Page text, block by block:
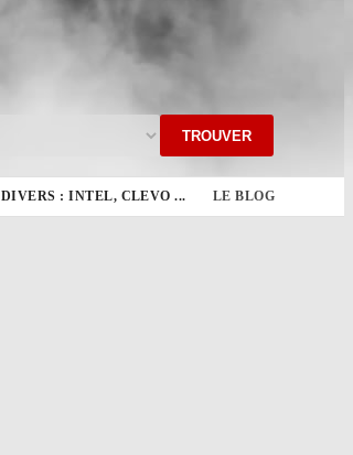
TROUVER
DIVERS : INTEL, CLEVO ... LE BLOG